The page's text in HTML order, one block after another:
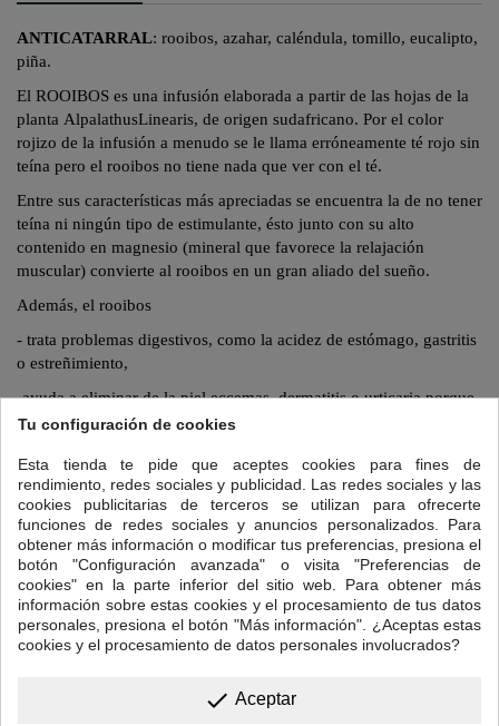
ANTICATARRAL: rooibos, azahar, caléndula, tomillo, eucalipto,
piña.
El ROOIBOS es una infusión elaborada a partir de las hojas de la
planta AlpalathusLinearis, de origen sudafricano. Por el color
rojizo de la infusión a menudo se le llama erróneamente té rojo sin
teína pero el rooibos no tiene nada que ver con el té.
Entre sus características más apreciadas se encuentra la de no tener
teína ni ningún tipo de estimulante, ésto junto con su alto
contenido en magnesio (mineral que favorece la relajación
muscular) convierte al rooibos en un gran aliado del sueño.
Además, el rooibos
- trata problemas digestivos, como la acidez de estómago, gastritis
o estreñimiento,
-ayuda a eliminar de la piel eccemas, dermatitis o urticaria porque
funciona como un antihistamínico natural
- su alto contenido en minerales (potasio, sodio, magnesio, calcio,
hierroâ¦ ) lo convierten en un magníficoremineralizanteque ayuda
a combatir el cansancio sin que afecte a conciliar el sueño.
Para preparar tu taza de Rooibos Anticatarral:
Cantidad: una cucharadita de postre colmada.
Temperatura del agua: 95ºC
Tiempo de infusión:5 a 7 minutos. A causa de su bajo contenido de
Tu configuración de cookies
Esta tienda te pide que aceptes cookies para fines de
rendimiento, redes sociales y publicidad. Las redes sociales y las
cookies publicitarias de terceros se utilizan para ofrecerte
funciones de redes sociales y anuncios personalizados. Para
obtener más información o modificar tus preferencias, presiona el
botón "Configuración avanzada" o visita "Preferencias de
cookies" en la parte inferior del sitio web. Para obtener más
información sobre estas cookies y el procesamiento de tus datos
personales, presiona el botón "Más información". ¿Aceptas estas
cookies y el procesamiento de datos personales involucrados?
done Aceptar